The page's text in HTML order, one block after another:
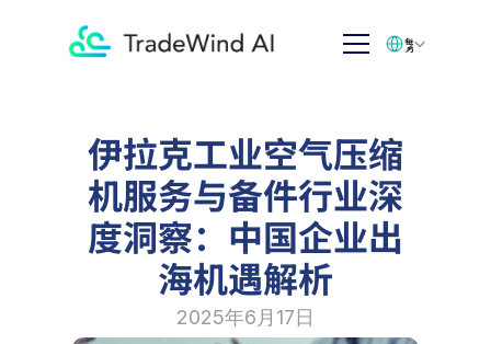
伊拉克工业空气压缩
机服务与备件行业深
度洞察：中国企业出
海机遇解析
2025年6月17日
繁体中文